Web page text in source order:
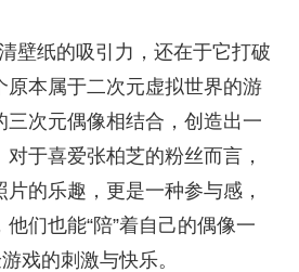
壁纸的吸引力，还在于它打破
原本属于二次元虚拟世界的游
三次元偶像相结合，创造出一
于喜爱张柏芝的粉丝而言，
的乐趣，更是一种参与感，
们也能“陪”着自己的偶像一
戏的刺激与快乐。